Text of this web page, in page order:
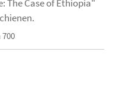
The Case of Ethiopia"